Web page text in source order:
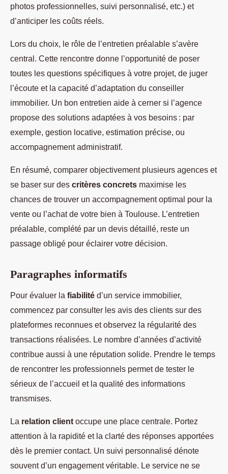
photos professionnelles, suivi personnalisé, etc.) et
d’anticiper les coûts réels.
Lors du choix, le rôle de l’entretien préalable s’avère
central. Cette rencontre donne l’opportunité de poser
toutes les questions spécifiques à votre projet, de juger
l’écoute et la capacité d’adaptation du conseiller
immobilier. Un bon entretien aide à cerner si l’agence
propose des solutions adaptées à vos besoins : par
exemple, gestion locative, estimation précise, ou
accompagnement administratif.
En résumé, comparer objectivement plusieurs agences et
se baser sur des critères concrets maximise les
chances de trouver un accompagnement optimal pour la
vente ou l’achat de votre bien à Toulouse. L’entretien
préalable, complété par un devis détaillé, reste un
passage obligé pour éclairer votre décision.
Paragraphes informatifs
Pour évaluer la fiabilité d’un service immobilier,
commencez par consulter les avis des clients sur des
plateformes reconnues et observez la régularité des
transactions réalisées. Le nombre d’années d’activité
contribue aussi à une réputation solide. Prendre le temps
de rencontrer les professionnels permet de tester le
sérieux de l’accueil et la qualité des informations
transmises.
La relation client occupe une place centrale. Portez
attention à la rapidité et la clarté des réponses apportées
dès le premier contact. Un suivi personnalisé dénote
souvent d’un engagement véritable. Le service ne se